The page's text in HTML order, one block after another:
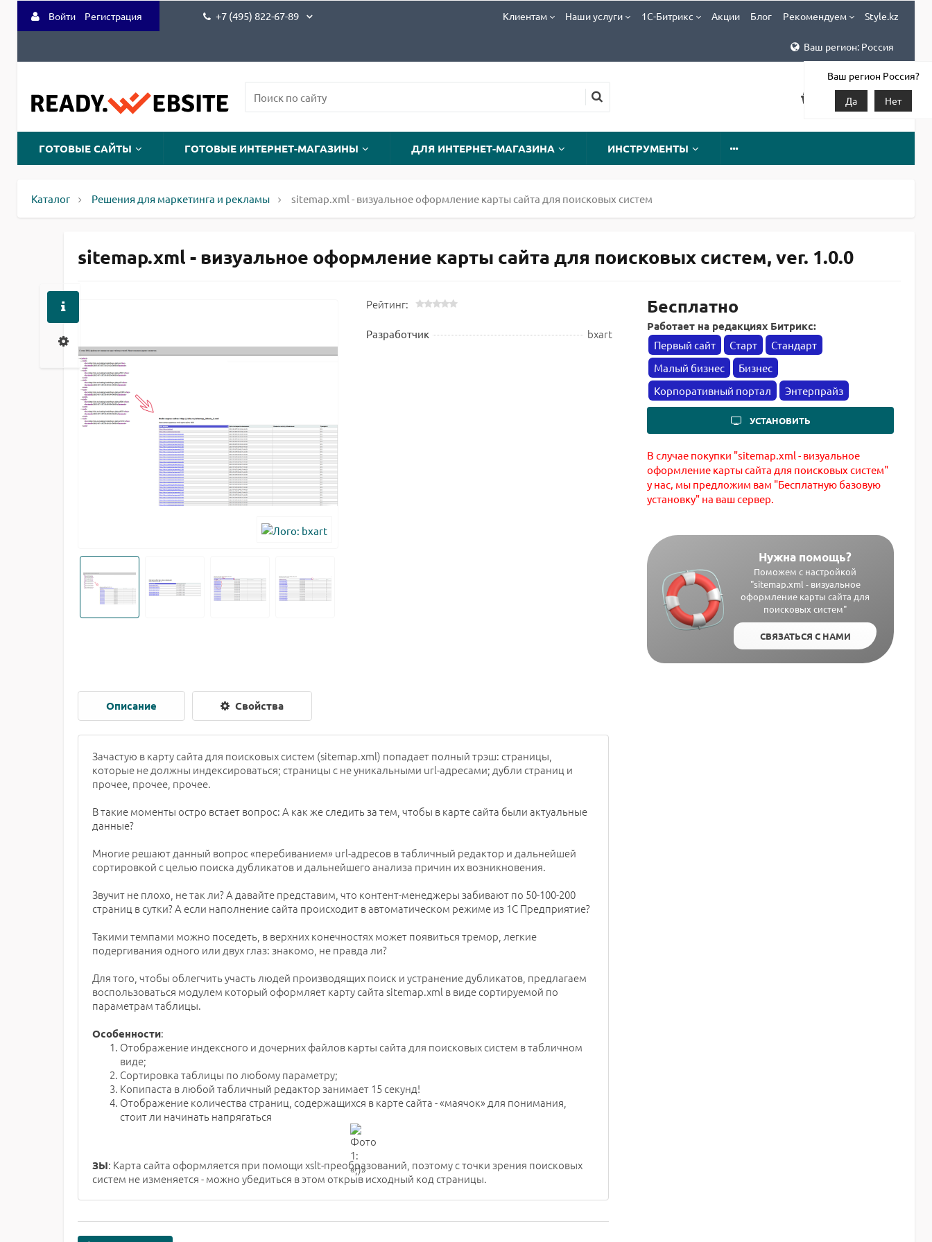
Войти Регистрация +7 (495) 822-67-89 Клиентам Наши услуги 1С-Битрикс Акции Блог Рекомендуем Style.kz
Ваш регион: Россия
Ваш регион Россия?
Да
Нет
ГОТОВЫЕ САЙТЫ ГОТОВЫЕ ИНТЕРНЕТ-МАГАЗИНЫ ДЛЯ ИНТЕРНЕТ-МАГАЗИНА ИНСТРУМЕНТЫ
Каталог Решения для маркетинга и рекламы sitemap.xml - визуальное оформление карты сайта для поисковых систем
sitemap.xml - визуальное оформление карты сайта для поисковых систем, ver. 1.0.0
Рейтинг:
Разработчик bxart
Бесплатно
Работает на редакциях Битрикс:
Первый сайт Старт
Стандарт
Малый бизнес
Бизнес
Корпоративный портал
Энтерпрайз
УСТАНОВИТЬ
В случае покупки "sitemap.xml - визуальное
оформление карты сайта для поисковых систем"
у нас, мы предложим вам "Бесплатную базовую
установку" на ваш сервер.
Нужна помощь?
Поможем с настройкой
"sitemap.xml - визуальное
оформление карты сайта для
поисковых систем"
СВЯЗАТЬСЯ С НАМИ
Описание Свойства
Зачастую в карту сайта для поисковых систем (sitemap.xml) попадает полный трэш: страницы,
которые не должны индексироваться; страницы с не уникальными url-адресами; дубли страниц и
прочее, прочее, прочее.
В такие моменты остро встает вопрос: А как же следить за тем, чтобы в карте сайта были актуальные
данные?
Многие решают данный вопрос «перебиванием» url-адресов в табличный редактор и дальнейшей
сортировкой с целью поиска дубликатов и дальнейшего анализа причин их возникновения.
Звучит не плохо, не так ли? А давайте представим, что контент-менеджеры забивают по 50-100-200
страниц в сутки? А если наполнение сайта происходит в автоматическом режиме из 1С Предприятие?
Такими темпами можно поседеть, в верхних конечностях может появиться тремор, легкие
подергивания одного или двух глаз: знакомо, не правда ли?
Для того, чтобы облегчить участь людей производящих поиск и устранение дубликатов, предлагаем
воспользоваться модулем который оформляет карту сайта sitemap.xml в виде сортируемой по
параметрам таблицы.
Особенности:
Отображение индексного и дочерних файлов карты сайта для поисковых систем в табличном
виде;
Сортировка таблицы по любому параметру;
Копипаста в любой табличный редактор занимает 15 секунд!
Отображение количества страниц, содержащихся в карте сайта - «маячок» для понимания,
стоит ли начинать напрягаться
ЗЫ: Карта сайта оформляется при помощи xslt-преобразований, поэтому с точки зрения поисковых
систем не изменяется - можно убедиться в этом открыв исходный код страницы.